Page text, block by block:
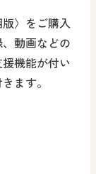
版〉をご購入
動画などの
機能が付い
ます。